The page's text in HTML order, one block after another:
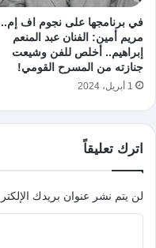
في برنامجها على نجوم اف إم..
مريم أمين: الفنان عبد المنعم
إبراهيم.. أخلص للفن وشيعت
جنازته من المسرح القومي!
1 أبريل، 2024
اترك تعليقاً
لن يتم نشر عنوان بريدك